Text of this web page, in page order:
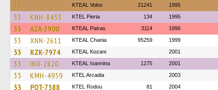
33 KTEAL Volos 21241 1995
33 KNH-8433 KTEL Pieria 134 1995
33 AZA-2900 KTEAL Patras 3114 1996
33 XNN-2611 KTEAL Chania 95259 1999
33 KZK-7974 KTEAL Kozani 2001
33 INX-2820 KTEAL Ioannina 1275 2001
33 KMH-4959 KTEL Arcadia 2003
33 POT-7588 ΚΤΕL Rodou 81 2004